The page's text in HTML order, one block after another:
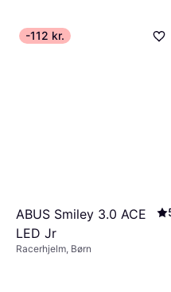
-112 kr.
ABUS Smiley 3.0 ACE
LED Jr
Racerhjelm, Børn